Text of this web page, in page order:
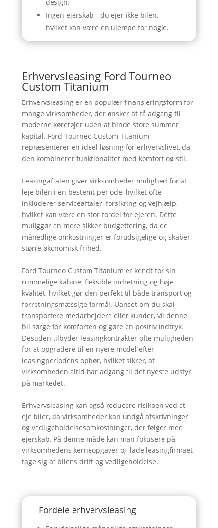
design.
Ingen ejerskab - du ejer ikke bilen,
hvilket kan være en ulempe for nogle.
Erhvervsleasing Ford Tourneo
Custom Titanium
Erhvervsleasing er en populær finansieringsform for
mange virksomheder, der ønsker at få adgang til
moderne køretøjer uden at binde store summer
kapital. Ford Tourneo Custom Titanium
repræsenterer en ideel løsning for erhvervslivet, da
den kombinerer funktionalitet med komfort og stil.
Leasingaftalen giver virksomheder mulighed for at
leje bilen i en bestemt periode, hvilket ofte
inkluderer serviceaftaler, forsikring og vejhjælp,
hvilket kan være en stor fordel for ejeren. Dette
muliggør en mere sikker budgettering, da de
månedlige omkostninger er forudsigelige og skaber
større økonomisk frihed.
Ford Tourneo Custom Titanium er kendt for sin
rummelige kabine, fleksible indretning og høje
kvalitet, hvilket gør den perfekt til både transport og
forretningsmæssige formål. Uanset om du skal
transportere medarbejdere eller kunder, vil denne
bil sørge for komforten og gøre en positiv indtryk.
Desuden tilbyder leasingkontrakter ofte muligheden
for at opgradere til en nyere model efter
leasingperiodens ophør, hvilket sikrer, at
virksomheden altid har adgang til det nyeste udstyr
på markedet.
Erhvervsleasing kan også reducere risikoen ved at
eje biler, da virksomheder kan undgå afskrivninger
og vedligeholdelsesomkostninger, der følger med
ejerskab. På denne måde kan man fokusere på
virksomhedens kerneopgaver og lade leasingfirmaet
tage sig af bilens drift og vedligeholdelse.
Fordele erhvervsleasing